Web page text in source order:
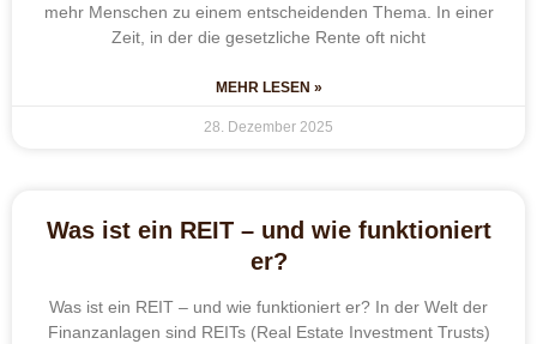
mehr Menschen zu einem entscheidenden Thema. In einer
Zeit, in der die gesetzliche Rente oft nicht
MEHR LESEN »
28. Dezember 2025
Was ist ein REIT – und wie funktioniert
er?
Was ist ein REIT – und wie funktioniert er? In der Welt der
Finanzanlagen sind REITs (Real Estate Investment Trusts)